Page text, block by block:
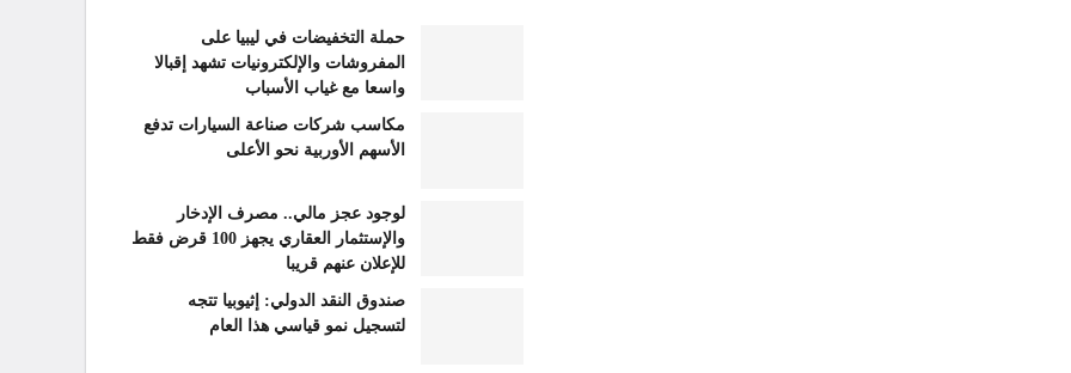
حملة التخفيضات في ليبيا على
المفروشات والإلكترونيات تشهد إقبالا
واسعا مع غياب الأسباب
مكاسب شركات صناعة السيارات تدفع
الأسهم الأوربية نحو الأعلى
لوجود عجز مالي.. مصرف الإدخار
والإستثمار العقاري يجهز 100 قرض فقط
للإعلان عنهم قريبا
صندوق النقد الدولي: إثيوبيا تتجه
لتسجيل نمو قياسي هذا العام